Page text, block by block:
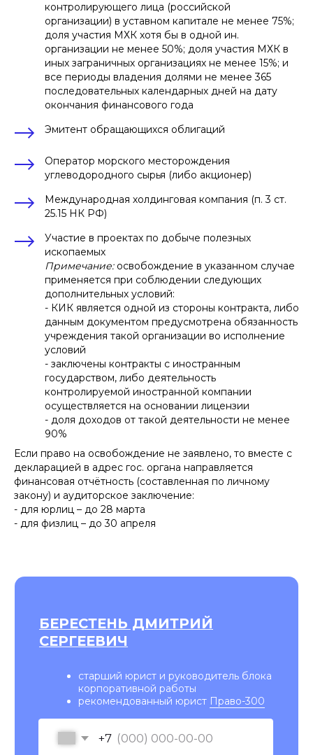
контролирующего лица (российской
организации) в уставном капитале не менее 75%;
доля участия МХК хотя бы в одной ин.
организации не менее 50%; доля участия МХК в
иных заграничных организациях не менее 15%; и
все периоды владения долями не менее 365
последовательных календарных дней на дату
окончания финансового года
Эмитент обращающихся облигаций
Оператор морского месторождения
углеводородного сырья (либо акционер)
Международная холдинговая компания (п. 3 ст.
25.15 НК РФ)
Участие в проектах по добыче полезных
ископаемых
Примечание:освобождение в указанном случае
применяется при соблюдении следующих
дополнительных условий:
- КИК является одной из стороны контракта, либо
данным документом предусмотрена обязанность
учреждения такой организации во исполнение
условий
- заключены контракты с иностранным
государством, либо деятельность
контролируемой иностранной компании
осуществляется на основании лицензии
- доля доходов от такой деятельности не менее
90%
Если право на освобождение не заявлено, то вместе с
декларацией в адрес гос. органа направляется
финансовая отчётность (составленная по личному
закону) и аудиторское заключение:
- для юрлиц – до 28 марта
- для физлиц – до 30 апреля